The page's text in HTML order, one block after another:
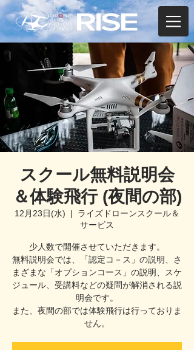
スクール無料説明会
＆体験飛行 (夜間の部)
12月23日(水)
  |
ライズドローンスクール＆
サービス
少人数で開催させていただきます。
無料説明会では、「認定コ－ス」の説明、さ
まざまな「オプションコース」の説明、スケ
ジュール、受講料などの疑問が解消される説
明会です。
また、夜間の部では体験飛行は行っておりま
せん。